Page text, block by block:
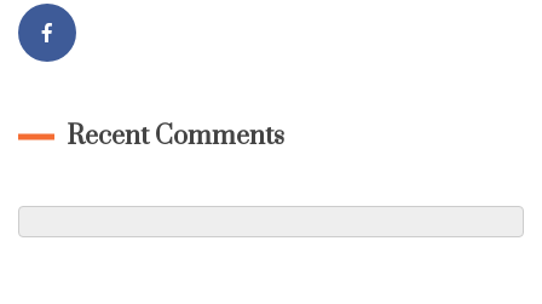
Recent Comments